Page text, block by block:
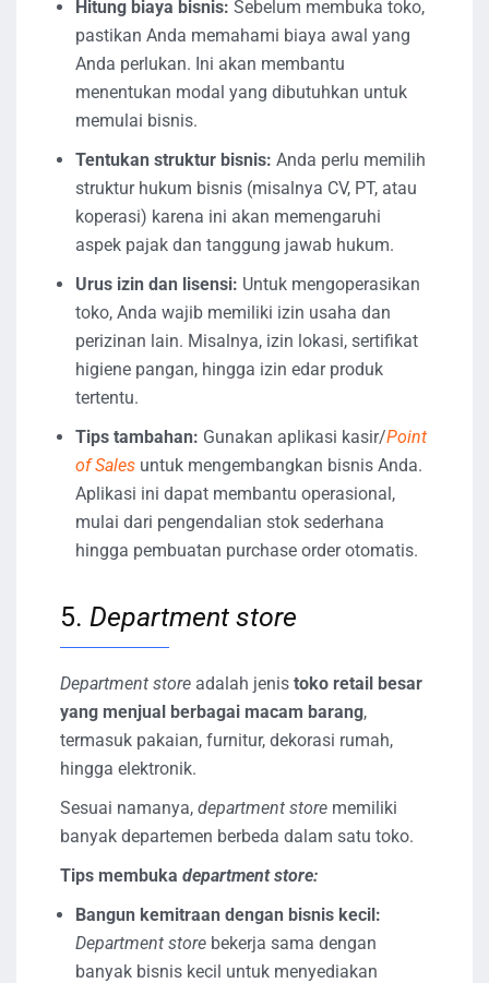
Hitung biaya bisnis: Sebelum membuka toko,
pastikan Anda memahami biaya awal yang
Anda perlukan. Ini akan membantu
menentukan modal yang dibutuhkan untuk
memulai bisnis.
Tentukan struktur bisnis: Anda perlu memilih
struktur hukum bisnis (misalnya CV, PT, atau
koperasi) karena ini akan memengaruhi
aspek pajak dan tanggung jawab hukum.
Urus izin dan lisensi: Untuk mengoperasikan
toko, Anda wajib memiliki izin usaha dan
perizinan lain. Misalnya, izin lokasi, sertifikat
higiene pangan, hingga izin edar produk
tertentu.
Tips tambahan: Gunakan aplikasi kasir/Point
of Sales untuk mengembangkan bisnis Anda.
Aplikasi ini dapat membantu operasional,
mulai dari pengendalian stok sederhana
hingga pembuatan purchase order otomatis.
5. Department store
Department store adalah jenis toko retail besar
yang menjual berbagai macam barang,
termasuk pakaian, furnitur, dekorasi rumah,
hingga elektronik.
Sesuai namanya, department store memiliki
banyak departemen berbeda dalam satu toko.
Tips membuka department store:
Bangun kemitraan dengan bisnis kecil:
Department store bekerja sama dengan
banyak bisnis kecil untuk menyediakan